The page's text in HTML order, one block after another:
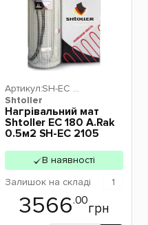
Shtoller
Артикул:SH-EC 2
Нагрівальний мат
Shtoller EC 180 A.Rak
0.5м2 SH-EC 2105
В наявності
Залишок на складі 1
3566.00
грн